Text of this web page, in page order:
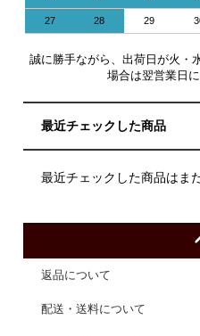
27 28 29
誠に勝手ながら、出荷日が火
場合は翌営業日
最近チェックした商品
最近チェックした商品はま
返品について
配送・送料について